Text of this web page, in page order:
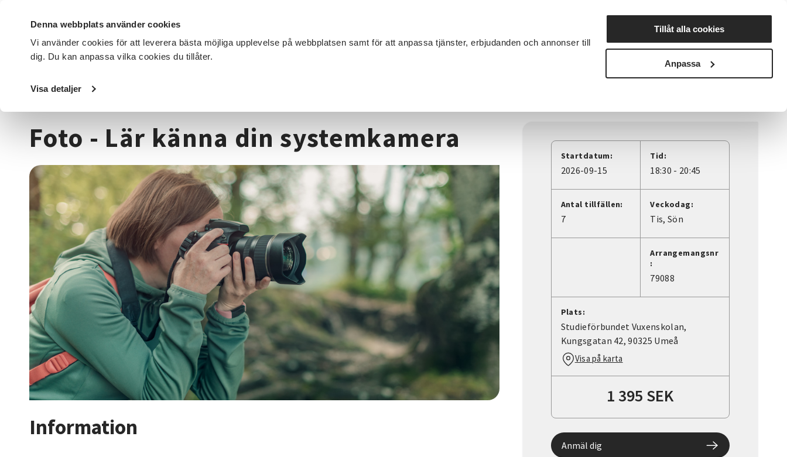
Denna webbplats använder cookies
Vi använder cookies för att leverera bästa möjliga upplevelse på webbplatsen samt för att anpassa tjänster, erbjudanden och annonser till
dig. Du kan anpassa vilka cookies du tillåter.
Visa detaljer
Tillåt alla cookies
Anpassa
DET HÄR GÖR VI FÖR DIG SOM SÖK KURSER OCH EVENEMANG Nyheter Avdelningar
Startsida / Kurser och evenemang
Foto - Lär känna din systemkamera
Information
Startdatum:
2026-09-15
Tid:
18:30 - 20:45
Antal tillfällen:
7
Veckodag:
Tis Sön
Arrangemangsnr
:
79088
Plats:
Studieförbundet Vuxenskolan,
Kungsgatan 42, 90325 Umeå
Visa på karta
1 395 SEK
Anmäl dig